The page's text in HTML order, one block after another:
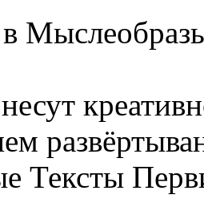
в
Тексты